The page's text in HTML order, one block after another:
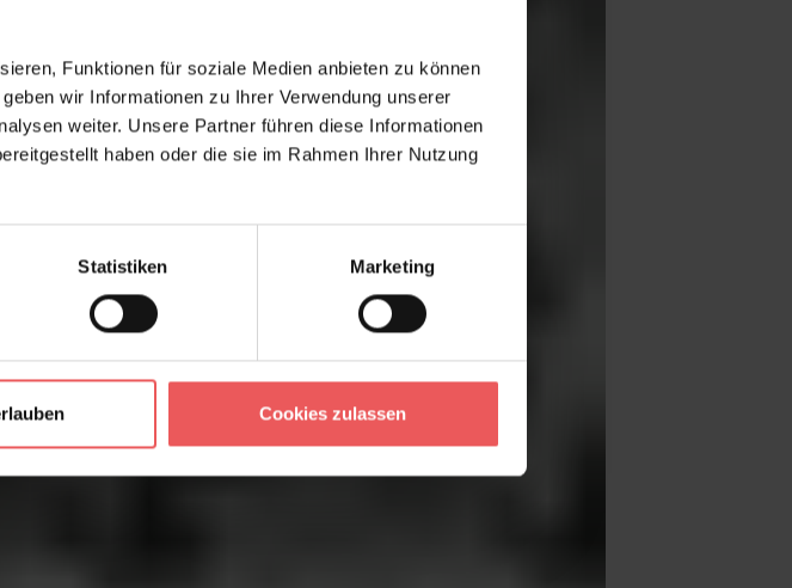
Funktionen für soziale Medien anbieten zu können
wir Informationen zu Ihrer Verwendung unserer
weiter. Unsere Partner führen diese Informationen
haben oder die sie im Rahmen Ihrer Nutzung
Statistiken Marketing
Cookies zulassen